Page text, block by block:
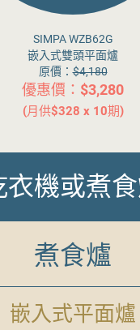
TGC TTH2150
多功能浴室換氣暖風機
原價：$2,680
優惠價：$1,690△
如需安裝，需另外收費
衣機或煮
煮食爐
嵌入式平面爐